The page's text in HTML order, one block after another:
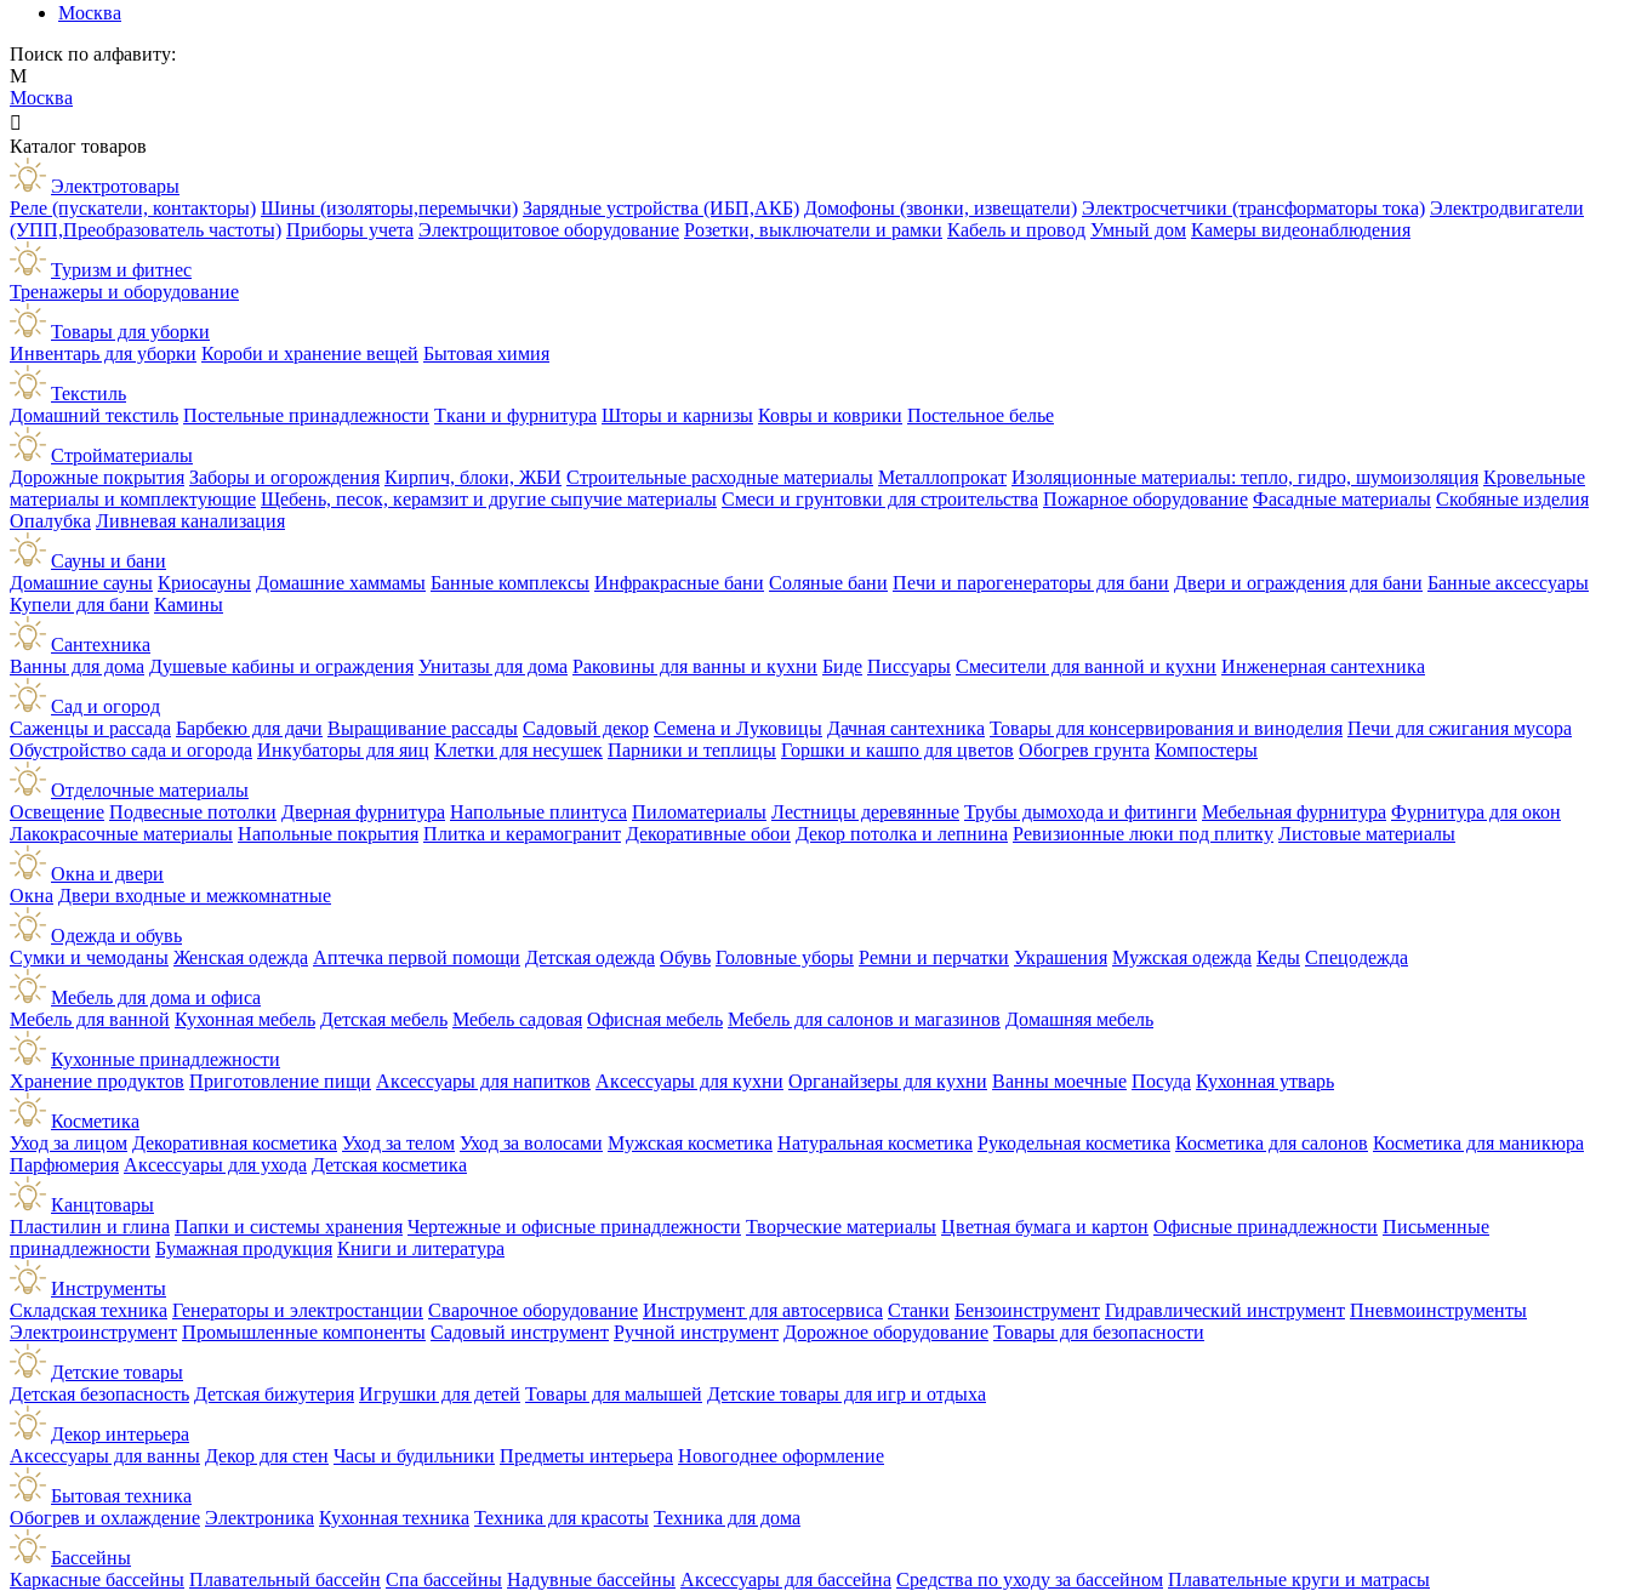
Москва
Поиск по алфавиту:
М
Москва

Каталог товаров
Электротовары
Реле (пускатели, контакторы) Шины (изоляторы,перемычки) Зарядные устройства (ИБП,АКБ) Домофоны (звонки, извещатели) Электросчетчики (трансформаторы тока) Электродвигатели
(УПП,Преобразователь частоты) Приборы учета Электрощитовое оборудование Розетки, выключатели и рамки Кабель и провод Умный дом Камеры видеонаблюдения
Туризм и фитнес
Тренажеры и оборудование
Товары для уборки
Инвентарь для уборки Короби и хранение вещей Бытовая химия
Текстиль
Домашний текстиль Постельные принадлежности Ткани и фурнитура Шторы и карнизы Ковры и коврики Постельное белье
Стройматериалы
Дорожные покрытия Заборы и огорождения Кирпич, блоки, ЖБИ Строительные расходные материалы Металлопрокат Изоляционные материалы: тепло, гидро, шумоизоляция Кровельные
материалы и комплектующие Щебень, песок, керамзит и другие сыпучие материалы Смеси и грунтовки для строительства Пожарное оборудование Фасадные материалы Скобяные изделия
Опалубка Ливневая канализация
Сауны и бани
Домашние сауны Криосауны Домашние хаммамы Банные комплексы Инфракрасные бани Соляные бани Печи и парогенераторы для бани Двери и ограждения для бани Банные аксессуары
Купели для бани Камины
Сантехника
Ванны для дома Душевые кабины и ограждения Унитазы для дома Раковины для ванны и кухни Биде Писсуары Смесители для ванной и кухни Инженерная сантехника
Сад и огород
Саженцы и рассада Барбекю для дачи Выращивание рассады Садовый декор Семена и Луковицы Дачная сантехника Товары для консервирования и виноделия Печи для сжигания мусора
Обустройство сада и огорода Инкубаторы для яиц Клетки для несушек Парники и теплицы Горшки и кашпо для цветов Обогрев грунта Компостеры
Отделочные материалы
Освещение Подвесные потолки Дверная фурнитура Напольные плинтуса Пиломатериалы Лестницы деревянные Трубы дымохода и фитинги Мебельная фурнитура Фурнитура для окон
Лакокрасочные материалы Напольные покрытия Плитка и керамогранит Декоративные обои Декор потолка и лепнина Ревизионные люки под плитку Листовые материалы
Окна и двери
Окна Двери входные и межкомнатные
Одежда и обувь
Сумки и чемоданы Женская одежда Аптечка первой помощи Детская одежда Обувь Головные уборы Ремни и перчатки Украшения Мужская одежда Кеды Спецодежда
Мебель для дома и офиса
Мебель для ванной Кухонная мебель Детская мебель Мебель садовая Офисная мебель Мебель для салонов и магазинов Домашняя мебель
Кухонные принадлежности
Хранение продуктов Приготовление пищи Аксессуары для напитков Аксессуары для кухни Органайзеры для кухни Ванны моечные Посуда Кухонная утварь
Косметика
Уход за лицом Декоративная косметика Уход за телом Уход за волосами Мужская косметика Натуральная косметика Рукодельная косметика Косметика для салонов Косметика для маникюра
Парфюмерия Аксессуары для ухода Детская косметика
Канцтовары
Пластилин и глина Папки и системы хранения Чертежные и офисные принадлежности Творческие материалы Цветная бумага и картон Офисные принадлежности Письменные
принадлежности Бумажная продукция Книги и литература
Инструменты
Складская техника Генераторы и электростанции Сварочное оборудование Инструмент для автосервиса Станки Бензоинструмент Гидравлический инструмент Пневмоинструменты
Электроинструмент Промышленные компоненты Садовый инструмент Ручной инструмент Дорожное оборудование Товары для безопасности
Детские товары
Детская безопасность Детская бижутерия Игрушки для детей Товары для малышей Детские товары для игр и отдыха
Декор интерьера
Аксессуары для ванны Декор для стен Часы и будильники Предметы интерьера Новогоднее оформление
Бытовая техника
Обогрев и охлаждение Электроника Кухонная техника Техника для красоты Техника для дома
Бассейны
Каркасные бассейны Плавательный бассейн Спа бассейны Надувные бассейны Аксессуары для бассейна Средства по уходу за бассейном Плавательные круги и матрасы